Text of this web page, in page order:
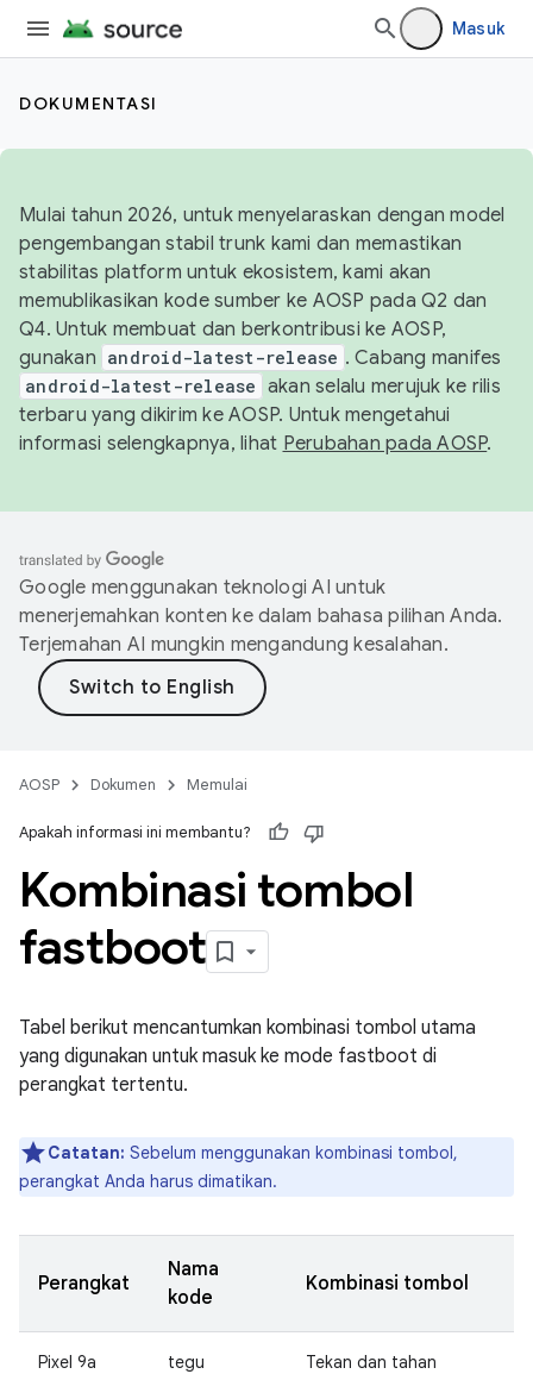
Masuk
DOKUMENTASI
Mulai tahun 2026, untuk menyelaraskan dengan model
pengembangan stabil trunk kami dan memastikan
stabilitas platform untuk ekosistem, kami akan
memublikasikan kode sumber ke AOSP pada Q2 dan
Q4. Untuk membuat dan berkontribusi ke AOSP,
gunakan android-latest-release . Cabang manifes
android-latest-release akan selalu merujuk ke rilis
terbaru yang dikirim ke AOSP. Untuk mengetahui
informasi selengkapnya, lihat Perubahan pada AOSP.
Google menggunakan teknologi AI untuk
menerjemahkan konten ke dalam bahasa pilihan Anda.
Terjemahan AI mungkin mengandung kesalahan.
AOSP Dokumen Memulai
Apakah informasi ini membantu?
Kombinasi tombol
fastboot
Tabel berikut mencantumkan kombinasi tombol utama
yang digunakan untuk masuk ke mode fastboot di
perangkat tertentu.
Catatan: Sebelum menggunakan kombinasi tombol,
perangkat Anda harus dimatikan.
Perangkat
Nama
kode
Kombinasi tombol
Pixel 9a tegu
Tekan dan tahan